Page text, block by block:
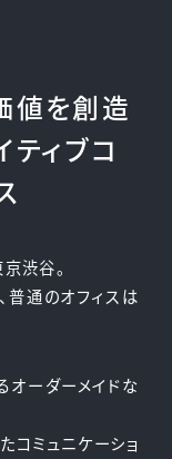
値を創造
ィブコ
渋谷。
通のオフィスは
オーダーメイドな
コミュニケーショ